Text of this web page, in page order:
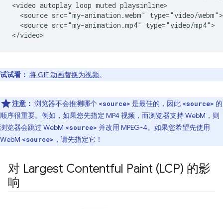
<video autoplay loop muted playsinline>
  <source src="my-animation.webm" type="video/webm">
  <source src="my-animation.mp4" type="video/mp4">
试试看： 将 GIF 动画替换为视频。
注意： 浏览器不会推测哪个 <source> 是最佳的，因此 <source> 的
顺序很重要。例如，如果您先指定 MP4 视频，而浏览器支持 WebM，则
浏览器会跳过 WebM <source> 并改用 MPEG-4。如果您希望先使用
WebM <source> ，请先指定它！
对 Largest Contentful Paint (LCP) 的影
响